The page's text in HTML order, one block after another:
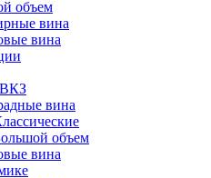
объем
вина
вина
вина
объем
вина